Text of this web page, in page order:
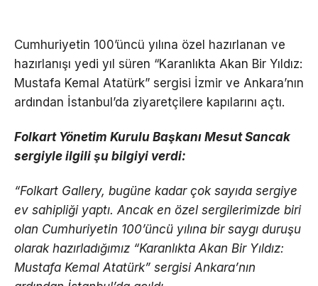
Cumhuriyetin 100’üncü yılına özel hazırlanan ve
hazırlanışı yedi yıl süren “Karanlıkta Akan Bir Yıldız:
Mustafa Kemal Atatürk” sergisi İzmir ve Ankara’nın
ardından İstanbul’da ziyaretçilere kapılarını açtı.
Folkart Yönetim Kurulu Başkanı Mesut Sancak
sergiyle ilgili şu bilgiyi verdi:
“Folkart Gallery, bugüne kadar çok sayıda sergiye
ev sahipliği yaptı. Ancak en özel sergilerimizde biri
olan Cumhuriyetin 100’üncü yılına bir saygı duruşu
olarak hazırladığımız “Karanlıkta Akan Bir Yıldız:
Mustafa Kemal Atatürk” sergisi Ankara’nın